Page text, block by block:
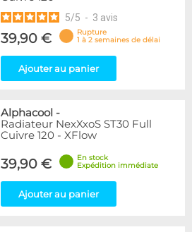
5/5 - 3 avis
39,90 €
Rupture
1 à 2 semaines de délai
Ajouter au panier
Alphacool -
Radiateur NexXxoS ST30 Full
Cuivre 120 - XFlow
39,90 €
En stock
Expédition immédiate
Ajouter au panier